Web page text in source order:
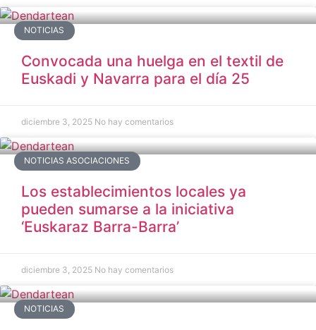
NOTICIAS
Convocada una huelga en el textil de
Euskadi y Navarra para el día 25
diciembre 3, 2025 No hay comentarios
NOTICIAS ASOCIACIONES
Los establecimientos locales ya
pueden sumarse a la iniciativa
‘Euskaraz Barra-Barra’
diciembre 3, 2025 No hay comentarios
NOTICIAS